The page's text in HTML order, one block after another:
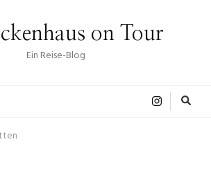
on Tour
Ein Reise-Blog